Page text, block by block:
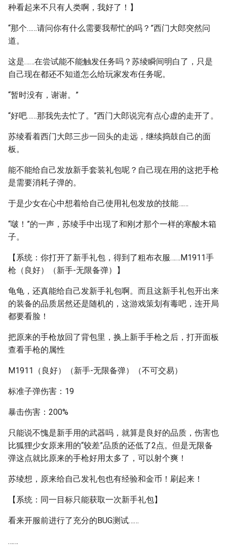
种看起来不只有人类啊，我好了！】
“那个……请问你有什么需要我帮忙的吗？”西门大郎突然问
道。
这是……在尝试能不能触发任务吗？苏绫瞬间明白了，只是
自己现在都还不知道怎么给玩家发布任务呢。
“暂时没有，谢谢。”
“好吧……那我先去忙了。”西门大郎说完有点心虚的走开了。
苏绫看着西门大郎三步一回头的走远，继续捣鼓自己的面
板。
能不能给自己发放新手套装礼包呢？自己现在用的这把手枪
是需要消耗子弹的。
于是少女在心中想着给自己使用礼包发放的技能……
“啵！”的一声，苏绫手中出现了和刚才那个一样的寒酸木箱
子。
【系统：你打开了新手礼包，得到了粗布衣服……M1911手
枪（良好）（新手-无限备弹）】
龟龟，还真能给自己发新手礼包啊。而且这新手礼包开出来
的装备的品质居然还是随机的，这游戏策划有毒吧，连开局
都要看脸！
把原来的手枪放回了背包里，换上新手手枪之后，打开面板
查看手枪的属性
M1911（良好）（新手-无限备弹）（不可交易）
标准子弹伤害：19
暴击伤害：200%
只能说不愧是新手用的武器吗，就算是良好的品质，伤害也
比狐狸少女原来用的“较差”品质的还低了2点。但是无限备
弹这点就比原来的手枪好用太多了，可以射个爽！
苏绫想，原来给自己发礼包也有经验和金币！刷起来！
【系统：同一目标只能获取一次新手礼包】
看来开服前进行了充分的BUG测试……
……